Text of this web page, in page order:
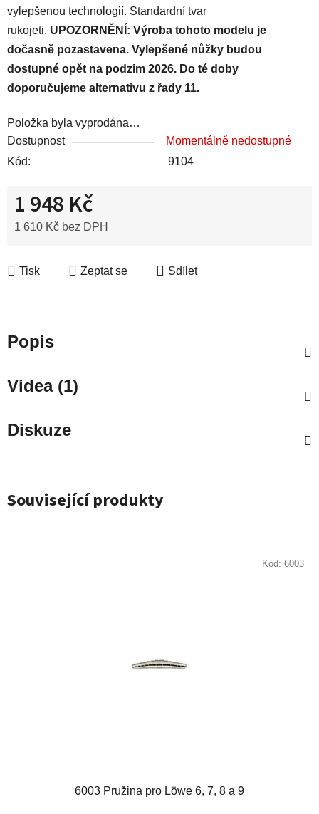
vylepšenou technologií. Standardní tvar
rukojeti. UPOZORNĚNÍ: Výroba tohoto modelu je
dočasně pozastavena. Vylepšené nůžky budou
dostupné opět na podzim 2026. Do té doby
doporučujeme alternativu z řady 11.
Položka byla vyprodána…
Dostupnost
Momentálně nedostupné
Kód:
9104
1 948 Kč
1 610 Kč bez DPH
Tisk
Zeptat se Sdílet
Popis
Videa (1)
Diskuze
Související produkty
6003 Pružina pro Löwe 6, 7, 8 a 9
Kód: 6003